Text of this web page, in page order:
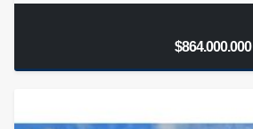
$864.000.000